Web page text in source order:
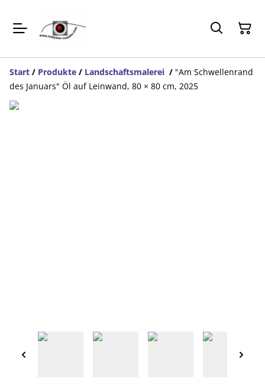
Start / Produkte / Landschaftsmalerei / "Am Schwellenrand
des Januars" Öl auf Leinwand, 80 × 80 cm, 2025